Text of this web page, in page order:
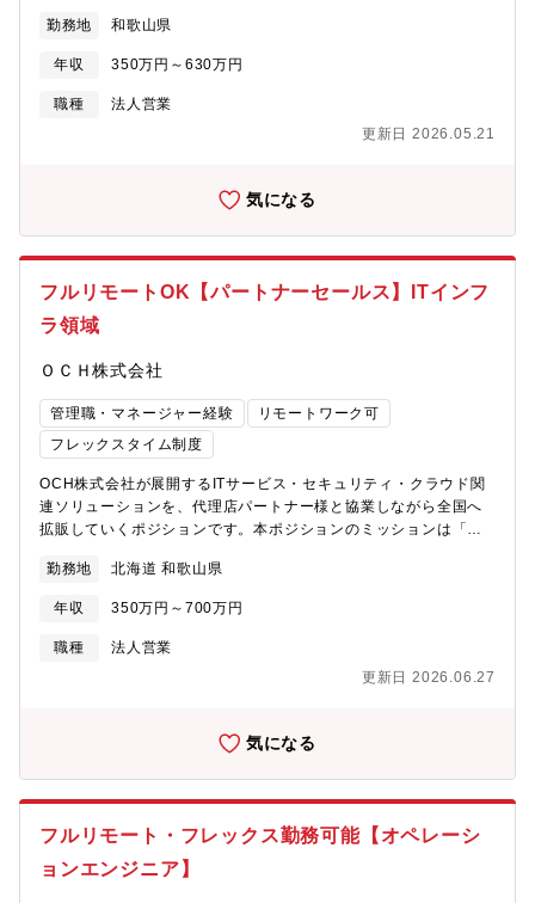
者などの技術者に向けて工業製品の営業を行っていただきます。
FA（工場自動化）製品による省力化や効率化提案等、お客様の課
題を解決するソリューション営業です。■製造業向けのルート営業
（深耕営業）が中心です。 ■提案内容は製品の販売にとどまら
に渡ります。 ■その他、製品によっては納品時に現場立ち合いが
ざいません。数字に追われることなく、お客様との信頼関係や質
の高いサービス提供に集中できる環境を整えています。一人一人
の“考動“を重視しています。【教育体制】機械商社ですが、社員の
7割が文系出身です。入社直後研修やOJTにとどまらず、メーカー
研修や自己研鑽の補助もあるからこそ皆が活躍人材となっていま
す。 【転勤】強制的な転勤は一切なく、周期的な転勤もありませ
ん。転勤が生じる場合は、キャリアアップの際などに双方合意し
を除いては業績賞与支給しており、九州をはじめとする製鉄、機
事業戦略：この度、同社で初となる工場を新設し設計・技術開発
も手掛け、商社機能だけでなく、お客様の現場に寄り添ったソリ
ューションをさらに強化しています。■進化（変革の過渡期）：現
在社内プロジェクト数9件（営業戦略、社内連携、社内システム、
GX、SDGs、ダイバーシティ）が進行しており、社員が更に働き
やすくやりがいをもって活躍できるよう取り組みを実践していま
できる』『裁量大きく自由度が高い』『新しいことにチャレンジ
することを後押ししてくれる』
勤務地 和歌山県
年収 350万円～630万円
職種
法人営業
更新日 2026.05.21
気になる
フルリモートOK【パートナーセールス】ITインフ
ラ領域
ＯＣＨ株式会社
管理職・マネージャー経験
リモートワーク可
フレックスタイム制度
OCH株式会社が展開するITサービス・セキュリティ・クラウド関
連ソリューションを、代理店パートナー様と協業しながら全国へ
拡販していくポジションです。本ポジションのミッションは「代
るルート営業ではなく、戦略設計から案件推進、販売体制の構築
まで一気通貫で担います。【業務内容詳細】●パートナーセールス
として新規販売パートナー様の開拓はもちろんのこと、既存の販
売パートナー様へ定期的な訪問や定例会等を通して製品の販売促
リティ機器（UTMやエンドポイント）、ストレージ製品
ナー戦略の立案、実行・既存代理店パートナー様の販売実績分析
および成長戦略の設計 ・商材別（バックアップ／セキュリティ／
クラウド基盤等）の販売方針策定・KPI設計および四半期レビュー
の実施■ 新規代理店パートナーチャネルの開拓・ターゲット代理
店パートナー様の選定（地域SIer、セキュリティ専業企業な
ど）・アプローチからアポイント取得～商談～契約締結までの推
進・販売スキーム（価格体系・サポート体制）の構築■代理店パー
勤務地 北海道 和歌山県
年収 350万円～700万円
職種
法人営業
更新日 2026.06.27
気になる
フルリモート・フレックス勤務可能【オペレーシ
ョンエンジニア】